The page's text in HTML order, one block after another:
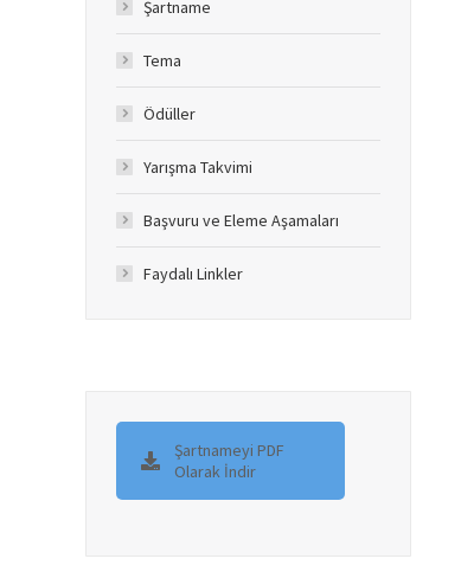
Şartname
Tema
Ödüller
Yarışma Takvimi
Başvuru ve Eleme Aşamaları
Faydalı Linkler
Şartnameyi PDF
Olarak İndir